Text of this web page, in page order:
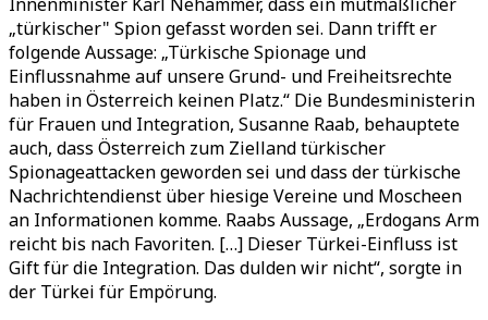
„türkischer" Spion gefasst worden sei. Dann trifft er
folgende Aussage: „Türkische Spionage und
Einflussnahme auf unsere Grund- und Freiheitsrechte
haben in Österreich keinen Platz.“ Die Bundesministerin
für Frauen und Integration, Susanne Raab, behauptete
auch, dass Österreich zum Zielland türkischer
Spionageattacken geworden sei und dass der türkische
Nachrichtendienst über hiesige Vereine und Moscheen
an Informationen komme. Raabs Aussage, „Erdogans Arm
reicht bis nach Favoriten. […] Dieser Türkei-Einfluss ist
Gift für die Integration. Das dulden wir nicht“, sorgte in
der Türkei für Empörung.